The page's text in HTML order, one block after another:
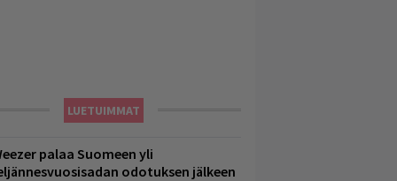
LUETUIMMAT
palaa Suomeen yli
odotuksen jälkeen